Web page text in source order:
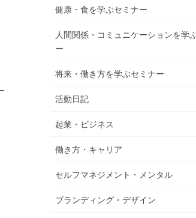
健康・食を学ぶセミナー
人間関係・コミュニケーションを学
ー
将来・働き方を学ぶセミナー
活動日記
起業・ビジネス
働き方・キャリア
セルフマネジメント・メンタル
ブランディング・デザイン